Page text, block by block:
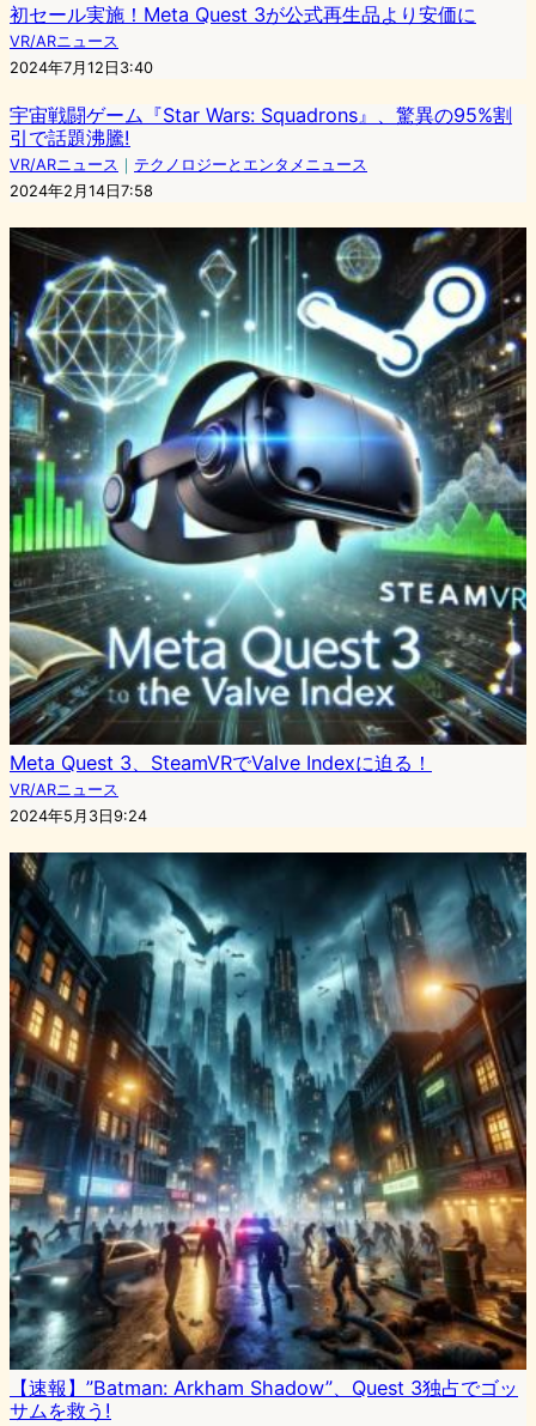
初セール実施！Meta Quest 3が公式再生品より安価に
VR/ARニュース
2024年7月12日3:40
宇宙戦闘ゲーム『Star Wars: Squadrons』、驚異の95%割
引で話題沸騰!
VR/ARニュース ｜ テクノロジーとエンタメニュース
2024年2月14日7:58
Meta Quest 3、SteamVRでValve Indexに迫る！
VR/ARニュース
2024年5月3日9:24
【速報】”Batman: Arkham Shadow”、Quest 3独占でゴッ
サムを救う!